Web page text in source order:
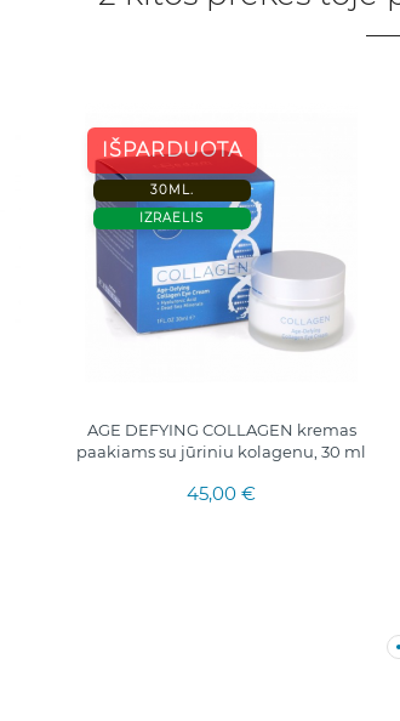
IŠPARDUOTA
30ML.
IZRAELIS
AGE DEFYING COLLAGEN kremas
paakiams su jūriniu kolagenu, 30 ml
45,00 €